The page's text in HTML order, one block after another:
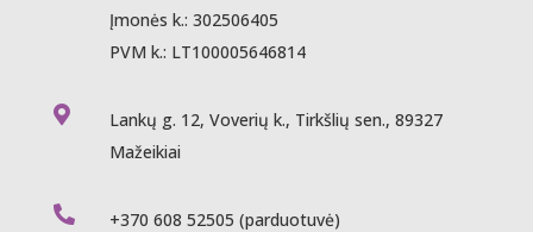
Įmonės k.: 302506405
PVM k.: LT100005646814

Lankų g. 12, Voverių k., Tirkšlių sen., 89327
Mažeikiai
 +370 608 52505 (parduotuvė)